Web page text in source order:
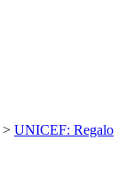
> UNICEF: Regalo